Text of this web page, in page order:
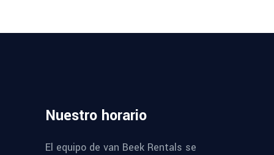
Nuestro horario
El equipo de van Beek Rentals se